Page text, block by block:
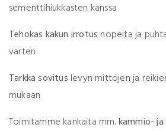
sementtihiukkasten kanssa
Tehokas kakun irrotus nopeita ja
varten
Tarkka sovitus levyn mittojen ja
mukaan
Toimitamme kankaita mm.kammio- ja